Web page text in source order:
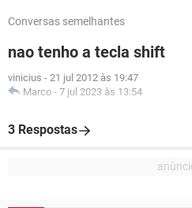
Conversas semelhantes
nao tenho a tecla shift
vinicius - 21 jul 2012 às 19:47
Marco - 7 jul 2023 às 13:54
3 Respostas